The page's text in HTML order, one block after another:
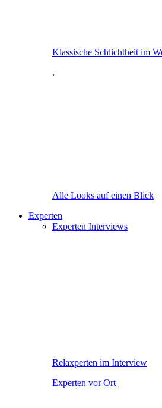
Klassische Schlichtheit im
.
Alle Looks auf einen Blick
Experten
Experten Interviews
Relaxperten im Interview
Experten vor Ort